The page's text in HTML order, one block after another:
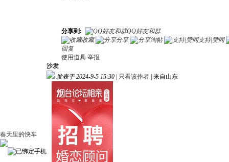
分享到:
QQ好友和群
收藏
分享 淘帖
支持|赞同
回复
使用道具 举报
春天里的快车
沙发
发表于 2024-9-5 15:30
只看该作者 来自山东